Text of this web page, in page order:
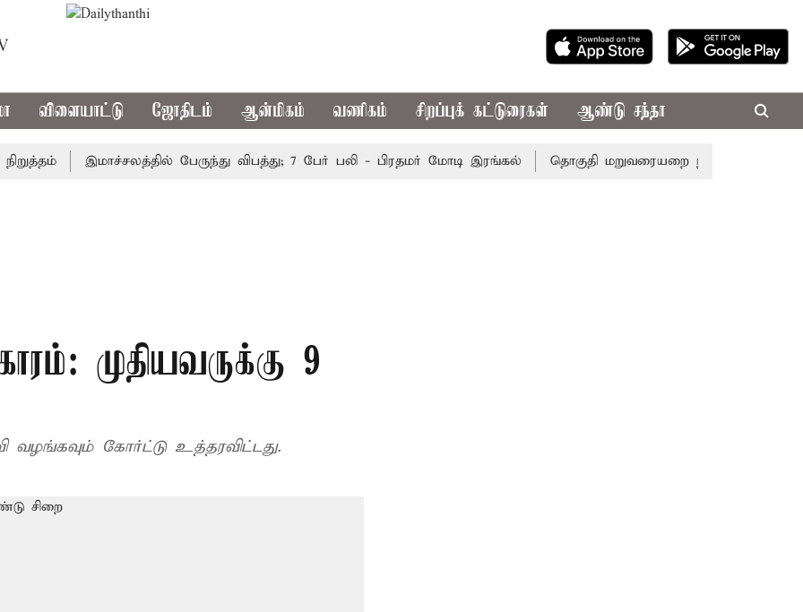
விளையாட்டு ஜோதிடம் ஆன்மிகம் வணிகம் சிறப்புக் கட்டுரைகள் ஆண்டு சந்தா
இமாச்சலத்தில் பேருந்து விபத்து; 7 பேர் பலி - பிரதமர் மோடி இரங்கல் தொகுதி மறுவரையறை நடந்தால் தமிழக
முதியவருக்கு 9
வழங்கவும் கோர்ட்டு உத்தரவிட்டது.